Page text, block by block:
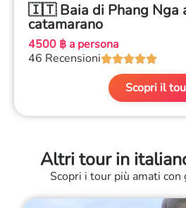
🇮🇹 Baia di Phang Nga
catamarano
4500 ฿ a persona
46 Recensioni
Scopri il
Altri tour in
Scopri i tour più amati con